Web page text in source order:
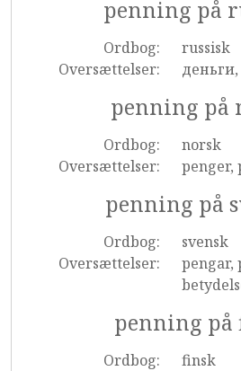
penning på
Ordbog:
russisk
Oversættelser:
penning på
Ordbog:
norsk
Oversættelser:
penger,
penning på
Ordbog:
svensk
Oversættelser:
pengar,
penning på
Ordbog:
finsk